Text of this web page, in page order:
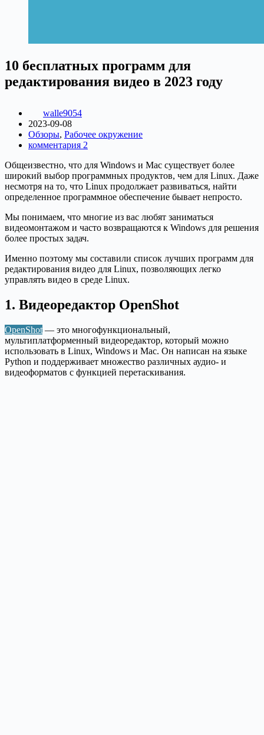
10 бесплатных программ для
редактирования видео в 2023 году
walle9054
2023-09-08
Обзоры, Рабочее окружение
комментария 2
Общеизвестно, что для Windows и Mac существует более
широкий выбор программных продуктов, чем для Linux. Даже
несмотря на то, что Linux продолжает развиваться, найти
определенное программное обеспечение бывает непросто.
Мы понимаем, что многие из вас любят заниматься
видеомонтажом и часто возвращаются к Windows для решения
более простых задач.
Именно поэтому мы составили список лучших программ для
редактирования видео для Linux, позволяющих легко
управлять видео в среде Linux.
1. Видеоредактор OpenShot
OpenShot — это многофункциональный,
мультиплатформенный видеоредактор, который можно
использовать в Linux, Windows и Mac. Он написан на языке
Python и поддерживает множество различных аудио- и
видеоформатов с функцией перетаскивания.